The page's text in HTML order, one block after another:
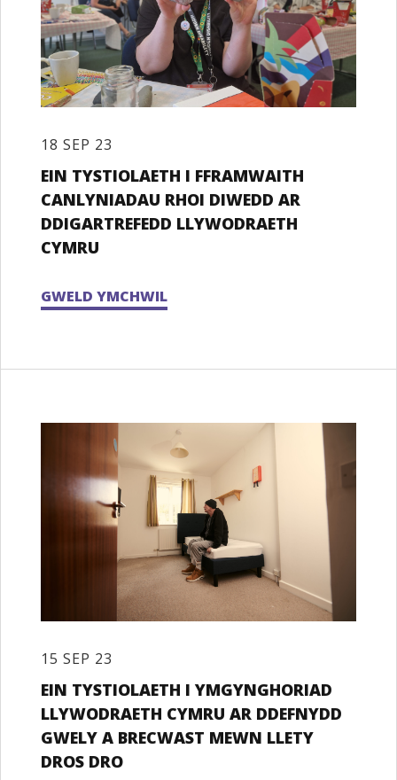
18 SEP 23
EIN TYSTIOLAETH I FFRAMWAITH
CANLYNIADAU RHOI DIWEDD AR
DDIGARTREFEDD LLYWODRAETH
CYMRU
GWELD YMCHWIL
15 SEP 23
EIN TYSTIOLAETH I YMGYNGHORIAD
LLYWODRAETH CYMRU AR DDEFNYDD
GWELY A BRECWAST MEWN LLETY
DROS DRO